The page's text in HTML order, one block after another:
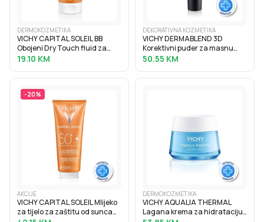
DERMOKOZMETIKA
VICHY CAPITAL SOLEIL BB
Obojeni Dry Touch fluid za
zaštitu od sunca SPF50, 50 ml
19.10 KM
DEKORATIVNA KOZMETIKA
VICHY DERMABLEND 3D
Korektivni puder za masnu
kožu sklonu aknama s visokim
50.55 KM
-20%
AKCIJE
VICHY CAPITAL SOLEIL Mlijeko
za tijelo za zaštitu od sunca
DERMOKOZMETIKA
VICHY AQUALIA THERMAL
Lagana krema za hidrataciju